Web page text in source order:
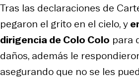
Tras las declaraciones de
pegaron el grito en el cielo, y
dirigencia de Colo Colo para
daños, además le
asegurando que no se les